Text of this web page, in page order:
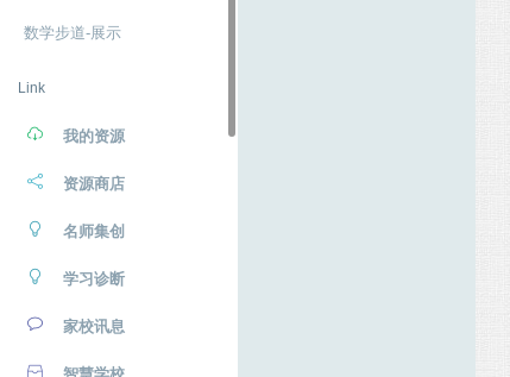
数学步道-展示
Link
我的资源
资源商店
名师集创
学习诊断
家校讯息